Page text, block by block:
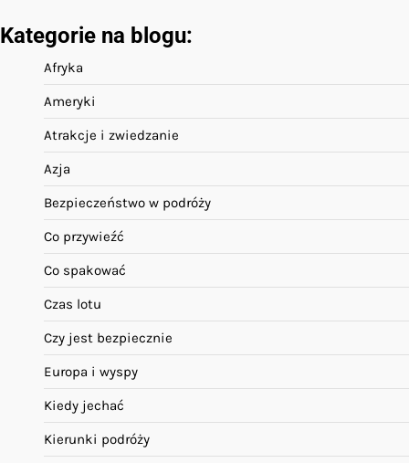
Kategorie na blogu:
Afryka
Ameryki
Atrakcje i zwiedzanie
Azja
Bezpieczeństwo w podróży
Co przywieźć
Co spakować
Czas lotu
Czy jest bezpiecznie
Europa i wyspy
Kiedy jechać
Kierunki podróży